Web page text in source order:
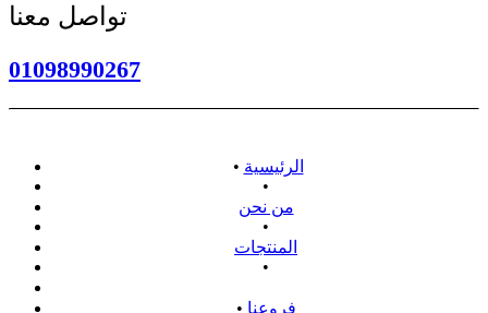
تواصل معنا
01098990267
• الرئيسية
•
من نحن
•
المنتجات
•
• فروعنا